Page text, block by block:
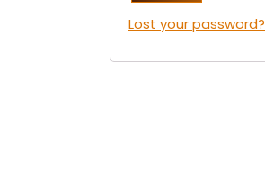
Lost your password?